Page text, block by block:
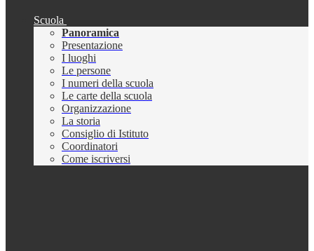
Scuola
Panoramica
Presentazione
I luoghi
Le persone
I numeri della scuola
Le carte della scuola
Organizzazione
La storia
Consiglio di Istituto
Coordinatori
Come iscriversi